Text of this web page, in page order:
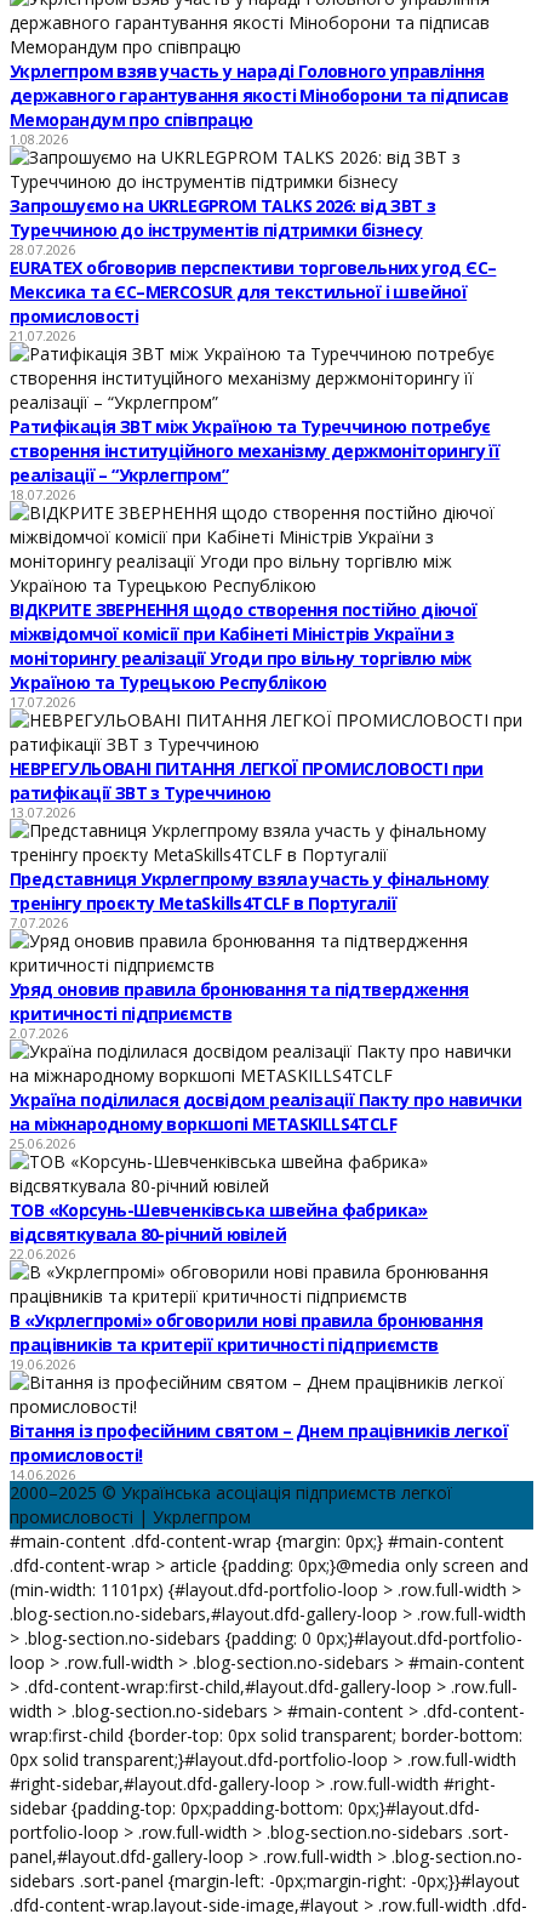
Укрлегпром взяв участь у нараді Головного управління
державного гарантування якості Міноборони та підписав
Меморандум про співпрацю
1.08.2026
Запрошуємо на UKRLEGPROM TALKS 2026: від ЗВТ з
Туреччиною до інструментів підтримки бізнесу
28.07.2026
EURATEX обговорив перспективи торговельних угод ЄС–
Мексика та ЄС–MERCOSUR для текстильної і швейної
промисловості
21.07.2026
Ратифікація ЗВТ між Україною та Туреччиною потребує
створення інституційного механізму держмоніторингу її
реалізації – “Укрлегпром”
18.07.2026
ВІДКРИТЕ ЗВЕРНЕННЯ щодо створення постійно діючої
міжвідомчої комісії при Кабінеті Міністрів України з
моніторингу реалізації Угоди про вільну торгівлю між
Україною та Турецькою Республікою
17.07.2026
НЕВРЕГУЛЬОВАНІ ПИТАННЯ ЛЕГКОЇ ПРОМИСЛОВОСТІ при
ратифікації ЗВТ з Туреччиною
13.07.2026
Представниця Укрлегпрому взяла участь у фінальному
тренінгу проєкту MetaSkills4TCLF в Португалії
7.07.2026
Уряд оновив правила бронювання та підтвердження
критичності підприємств
2.07.2026
Україна поділилася досвідом реалізації Пакту про навички
на міжнародному воркшопі METASKILLS4TCLF
25.06.2026
ТОВ «Корсунь-Шевченківська швейна фабрика»
відсвяткувала 80-річний ювілей
22.06.2026
В «Укрлегпромі» обговорили нові правила бронювання
працівників та критерії критичності підприємств
19.06.2026
Вітання із професійним святом – Днем працівників легкої
промисловості!
14.06.2026
2000–2025 © Українська асоціація підприємств легкої
промисловості | Укрлегпром
#main-content .dfd-content-wrap {margin: 0px;} #main-content
.dfd-content-wrap > article {padding: 0px;}@media only screen and
(min-width: 1101px) {#layout.dfd-portfolio-loop > .row.full-width >
.blog-section.no-sidebars,#layout.dfd-gallery-loop > .row.full-width
> .blog-section.no-sidebars {padding: 0 0px;}#layout.dfd-portfolio-
loop > .row.full-width > .blog-section.no-sidebars > #main-content
> .dfd-content-wrap:first-child,#layout.dfd-gallery-loop > .row.full-
width > .blog-section.no-sidebars > #main-content > .dfd-content-
wrap:first-child {border-top: 0px solid transparent; border-bottom:
0px solid transparent;}#layout.dfd-portfolio-loop > .row.full-width
#right-sidebar,#layout.dfd-gallery-loop > .row.full-width #right-
sidebar {padding-top: 0px;padding-bottom: 0px;}#layout.dfd-
portfolio-loop > .row.full-width > .blog-section.no-sidebars .sort-
panel,#layout.dfd-gallery-loop > .row.full-width > .blog-section.no-
sidebars .sort-panel {margin-left: -0px;margin-right: -0px;}}#layout
.dfd-content-wrap.layout-side-image,#layout > .row.full-width .dfd-